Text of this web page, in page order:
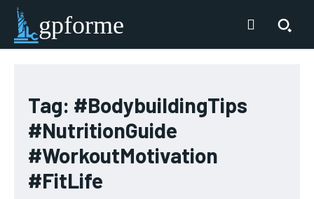
gpforme
Tag: #BodybuildingTips
#NutritionGuide
#WorkoutMotivation
#FitLife